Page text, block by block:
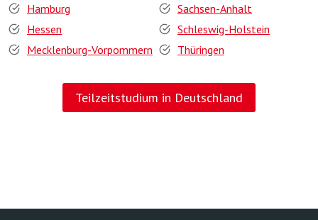
Hamburg
Hessen
Mecklenburg-Vorpommern
Sachsen-Anhalt
Schleswig-Holstein
Thüringen
Teilzeitstudium in Deutschland